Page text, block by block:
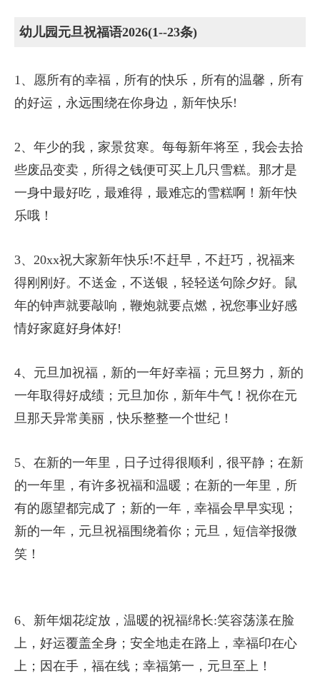
幼儿园元旦祝福语2026(1--23条)
1、愿所有的幸福，所有的快乐，所有的温馨，所有
的好运，永远围绕在你身边，新年快乐!
2、年少的我，家景贫寒。每每新年将至，我会去拾
些废品变卖，所得之钱便可买上几只雪糕。那才是
一身中最好吃，最难得，最难忘的雪糕啊！新年快
乐哦！
3、20xx祝大家新年快乐!不赶早，不赶巧，祝福来
得刚刚好。不送金，不送银，轻轻送句除夕好。鼠
年的钟声就要敲响，鞭炮就要点燃，祝您事业好感
情好家庭好身体好!
4、元旦加祝福，新的一年好幸福；元旦努力，新的
一年取得好成绩；元旦加你，新年牛气！祝你在元
旦那天异常美丽，快乐整整一个世纪！
5、在新的一年里，日子过得很顺利，很平静；在新
的一年里，有许多祝福和温暖；在新的一年里，所
有的愿望都完成了；新的一年，幸福会早早实现；
新的一年，元旦祝福围绕着你；元旦，短信举报微
笑！
6、新年烟花绽放，温暖的祝福绵长:笑容荡漾在脸
上，好运覆盖全身；安全地走在路上，幸福印在心
上；因在手，福在线；幸福第一，元旦至上！